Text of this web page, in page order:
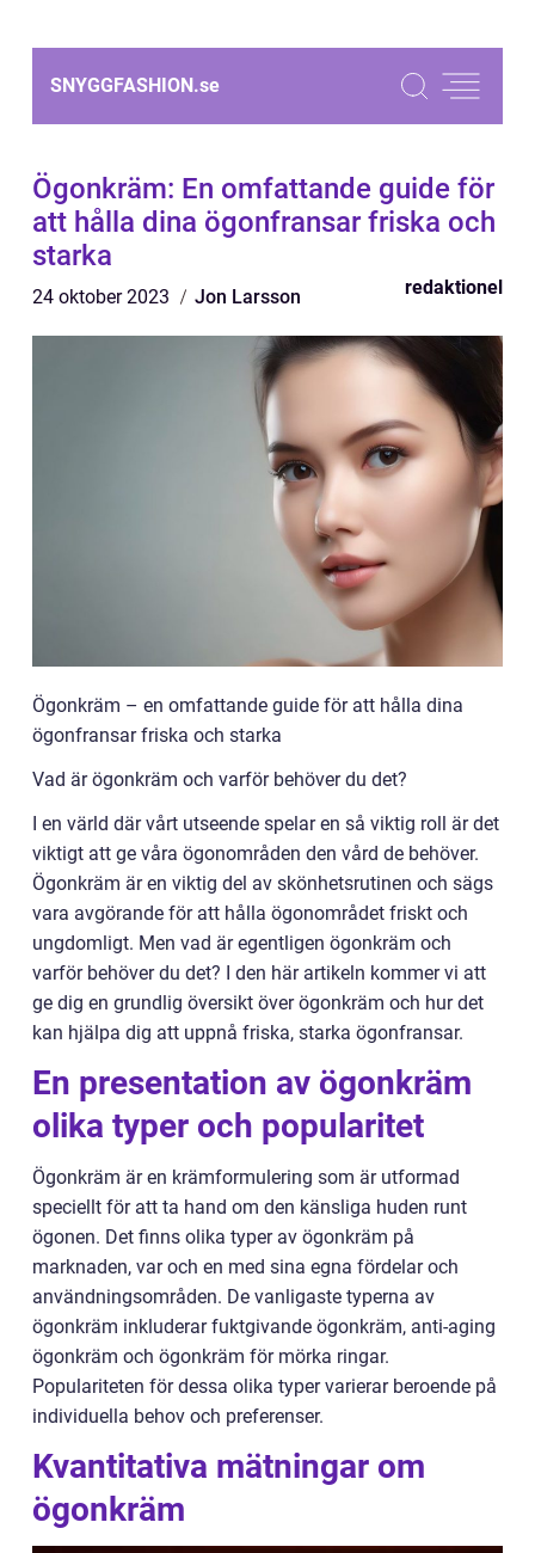
SNYGGFASHION.se
Ögonkräm: En omfattande guide för
att hålla dina ögonfransar friska och
starka
24 oktober 2023 Jon Larsson redaktionel
Ögonkräm – en omfattande guide för att hålla dina
ögonfransar friska och starka
Vad är ögonkräm och varför behöver du det?
I en värld där vårt utseende spelar en så viktig roll är det
viktigt att ge våra ögonområden den vård de behöver.
Ögonkräm är en viktig del av skönhetsrutinen och sägs
vara avgörande för att hålla ögonområdet friskt och
ungdomligt. Men vad är egentligen ögonkräm och
varför behöver du det? I den här artikeln kommer vi att
ge dig en grundlig översikt över ögonkräm och hur det
kan hjälpa dig att uppnå friska, starka ögonfransar.
En presentation av ögonkräm
olika typer och popularitet
Ögonkräm är en krämformulering som är utformad
speciellt för att ta hand om den känsliga huden runt
ögonen. Det finns olika typer av ögonkräm på
marknaden, var och en med sina egna fördelar och
användningsområden. De vanligaste typerna av
ögonkräm inkluderar fuktgivande ögonkräm, anti-aging
ögonkräm och ögonkräm för mörka ringar.
Populariteten för dessa olika typer varierar beroende på
individuella behov och preferenser.
Kvantitativa mätningar om
ögonkräm